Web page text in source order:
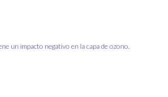
un impacto negativo en la capa de ozono.